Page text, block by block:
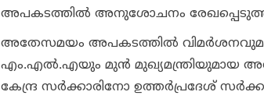
അപകടത്തില്‍ അനുശോചനം
അതേസമയം അപകടത്തില്‍
എം.എല്‍.എയും മുന്‍ മുഖ്യമന്ത്രിയുമായ
കേന്ദ്ര സര്‍ക്കാരിനോ ഉത്തര്‍പ്രദേശ്